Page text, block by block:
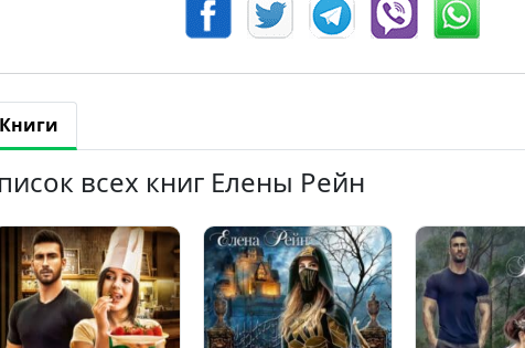
Книги
всех книг Елены Рейн